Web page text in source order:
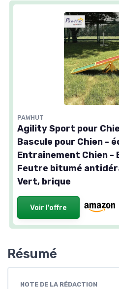
PAWHUT
Agility Sport pour
Bascule pour Chien -
Entrainement Chien -
Feutre bitumé
Vert, brique
Voir l'offre
Résumé
NOTE DE LA RÉDACTION